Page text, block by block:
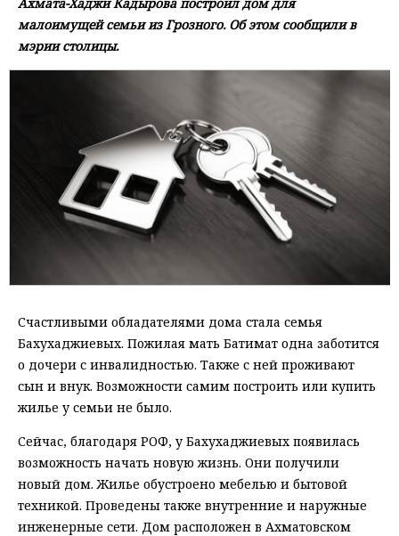
Ахмата-Хаджи Кадырова построил дом для
малоимущей семьи из Грозного. Об этом сообщили в
мэрии столицы.
Счастливыми обладателями дома стала семья
Бахухаджиевых. Пожилая мать Батимат одна заботится
о дочери с инвалидностью. Также с ней проживают
сын и внук. Возможности самим построить или купить
жилье у семьи не было.
Сейчас, благодаря РОФ, у Бахухаджиевых появилась
возможность начать новую жизнь. Они получили
новый дом. Жилье обустроено мебелью и бытовой
техникой. Проведены также внутренние и наружные
инженерные сети. Дом расположен в Ахматовском